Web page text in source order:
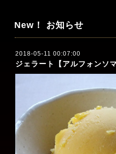
New！ お知らせ
2018-05-11 00:07:00
ジェラート【アルフォンソ